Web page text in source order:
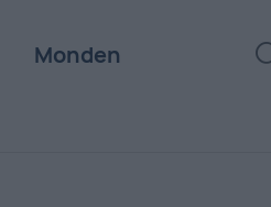
Monden